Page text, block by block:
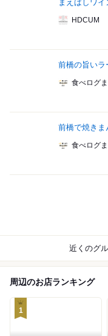
まえばしワイ
HDCUM
前橋の旨いラ
食べログ
前橋で焼きま
食べログ
近くのグ
周辺のお店ランキング
1